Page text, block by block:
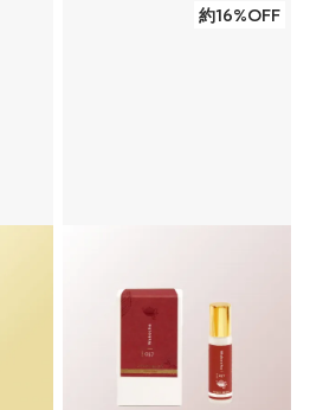
約16%OFF